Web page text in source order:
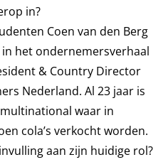
in?
Coen van den Berg
in het ondernemersverhaal
& Country Director
Nederland. Al 23 jaar is
waar in
cola’s verkocht worden.
aan zijn huidige rol?